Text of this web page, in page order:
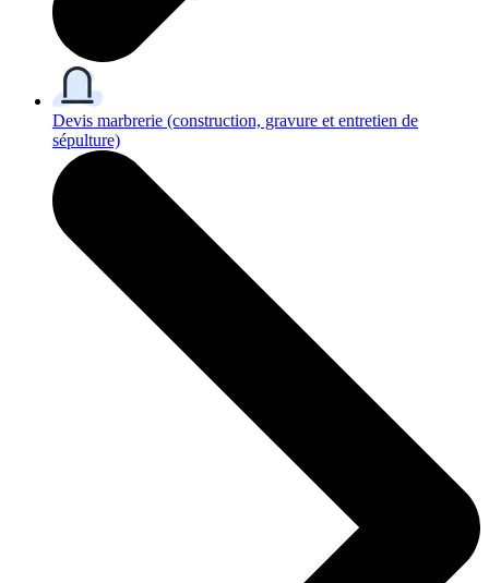
Devis marbrerie (construction, gravure et entretien de
sépulture)